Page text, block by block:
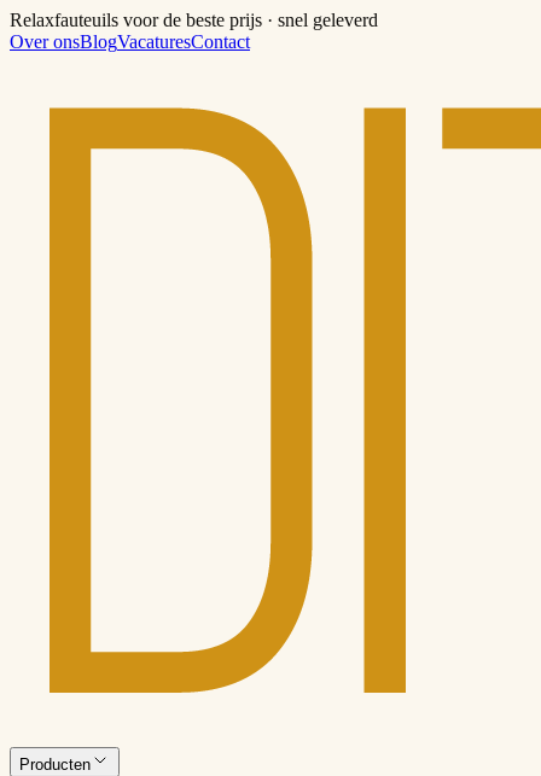
Relaxfauteuils voor de beste prijs · snel geleverd
Over onsBlogVacaturesContact
Producten